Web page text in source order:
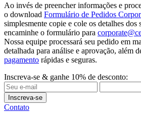
Ao invés de preencher informações e
o download Formulário de Pedidos
simplesmente copie e cole os detalhes dos
encaminhe o formulário para
Nossa equipe processará seu pedido em
detalhada para análise e aprovação, além
pagamento rápidas e seguras.
Inscreva-se & ganhe 10% de desconto:
Inscreva-se
Contato